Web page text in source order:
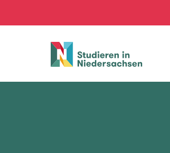
Studieren
in